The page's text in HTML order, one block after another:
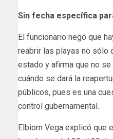
Sin fecha específica
El funcionario negó que
reabrir las playas no sólo
estado y afirma que no
cuándo se dará la
públicos, pues es una
control gubernamental.
Elbiorn Vega explicó que